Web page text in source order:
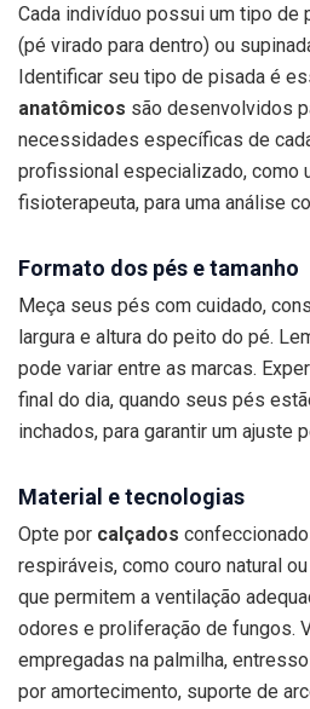
Cada indivíduo possui um tipo de
(pé virado para dentro) ou
Identificar seu tipo de pisada é
anatômicos são desenvolvidos
necessidades específicas de
profissional especializado, como
fisioterapeuta, para uma análise
Formato dos pés e tamanho
Meça seus pés com cuidado,
largura e altura do peito do pé.
pode variar entre as marcas.
final do dia, quando seus pés
inchados, para garantir um ajuste
Material e tecnologias
Opte por calçados
respiráveis, como couro natural
que permitem a ventilação
odores e proliferação de fungos.
empregadas na palmilha,
por amortecimento, suporte de